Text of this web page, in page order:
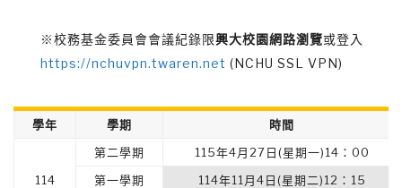
※校務基金委員會會議紀錄限興大校園網路瀏覽或登入
https://nchuvpn.twaren.net (NCHU SSL VPN)
學年 學期 時間
114
第二學期
115年4月27日(星期一)14：00
第一學期
114年11月4日(星期二)12：15